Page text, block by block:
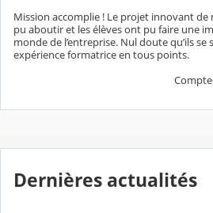
Mission accomplie ! Le projet innovant
pu aboutir et les élèves ont pu faire une
monde de l’entreprise. Nul doute qu’ils
expérience formatrice en tous points.
Dernières actualités